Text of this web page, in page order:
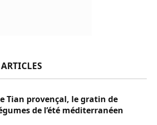
Tian provençal, le gratin de
de l’été méditerranéen